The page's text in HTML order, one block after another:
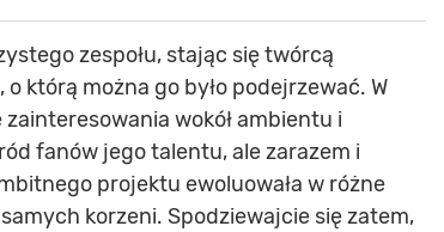
zespołu, stając się twórcą
którą można go było podejrzewać. W
wokół ambientu i
fanów jego talentu, ale zarazem i
projektu ewoluowała w różne
korzeni. Spodziewajcie się zatem,